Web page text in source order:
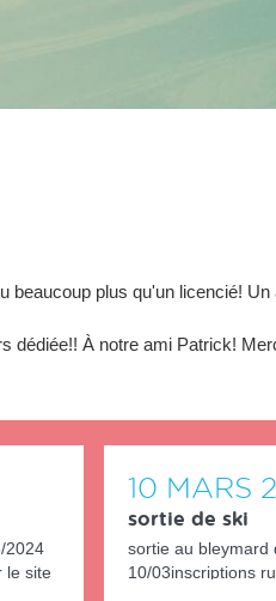
beaucoup plus qu'un licencié! Un
dédiée!! À notre ami Patrick!
2024
le site
10 MARS
sortie de ski
sortie au bleymard
10/03inscriptions